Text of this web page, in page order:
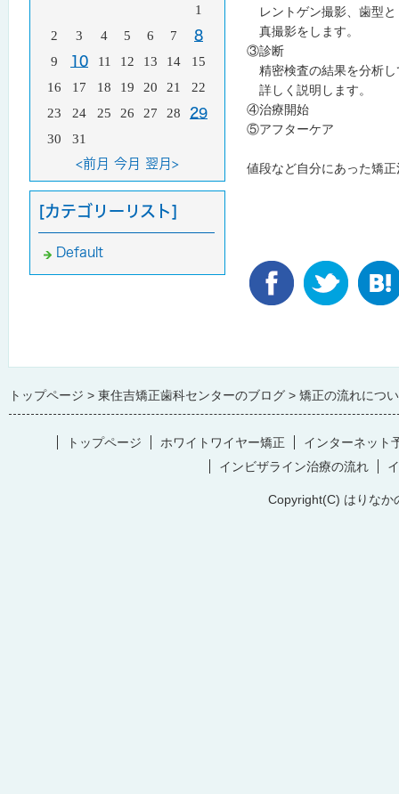
レントゲン撮影、歯型と
真撮影をします。
③診断
精密検査の結果を分析し
詳しく説明します。
④治療開始
⑤アフターケア
値段など自分にあった矯
1
2
3 4 5 6 7 8
9 10 11 12 13 14
15
16
17 18 19 20 21
22
23
24 25 26 27 28 29
30 31
<前月 今月 翌月>
[カテゴリーリスト]
Default
トップページ 東住吉矯正歯科センターのブログ 矯正の流れにつ
トップページ ホワイトワイヤー矯正
インターネット
インビザライン治療の流れ
Copyright(C) はりなか